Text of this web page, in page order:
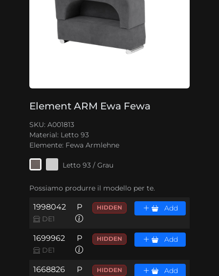
Element ARM Ewa Fewa
SKU: A001813
Material: Letto 93
Elemente: Fewa Armlehne
Letto 93 / Grau
Possiamo produrre il modello per te.
1998042
DE1
P HIDDEN Add
1699962
DE1
P HIDDEN Add
1668826 P HIDDEN Add